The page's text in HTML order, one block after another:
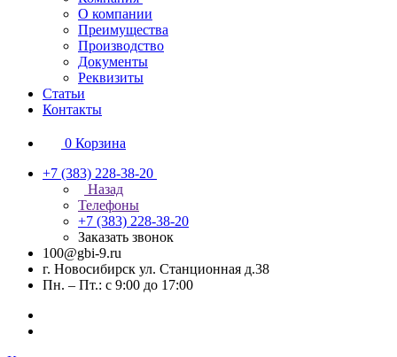
О компании
Преимущества
Производство
Документы
Реквизиты
Статьи
Контакты
0 Корзина
+7 (383) 228-38-20
Назад
Телефоны
+7 (383) 228-38-20
Заказать звонок
100@gbi-9.ru
г. Новосибирск ул. Станционная д.38
Пн. – Пт.: с 9:00 до 17:00